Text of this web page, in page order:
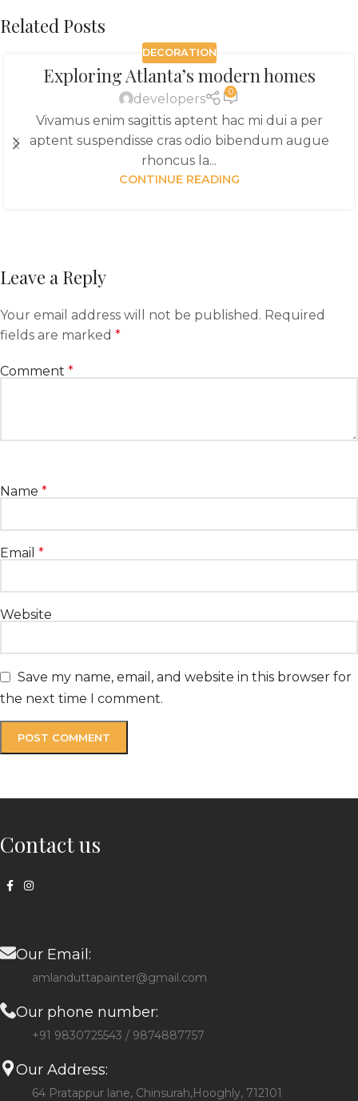
Related Posts
DECORATION
Exploring Atlanta’s modern homes
developers 0
Vivamus enim sagittis aptent hac mi dui a per
aptent suspendisse cras odio bibendum augue
rhoncus la...
CONTINUE READING
Leave a Reply
Your email address will not be published. Required
fields are marked *
Comment *
Name *
Email *
Website
Save my name, email, and website in this browser for
the next time I comment.
Contact us
Our Email:
amlanduttapainter@gmail.com
Our phone number:
+91 9830725543 / 9874887757
Our Address:
64 Pratappur lane, Chinsurah,Hooghly, 712101